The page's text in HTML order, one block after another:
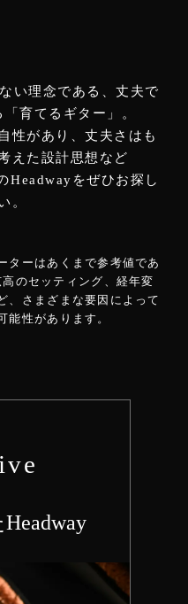
い理念である、丈夫で
育てるギター」。
性があり、丈夫さはも
えた設計思想など
Headwayをぜひお探し
。
ターはあくまで参考値であ
のセッティング、経年変
、さまざまな要因によって
能性があります。